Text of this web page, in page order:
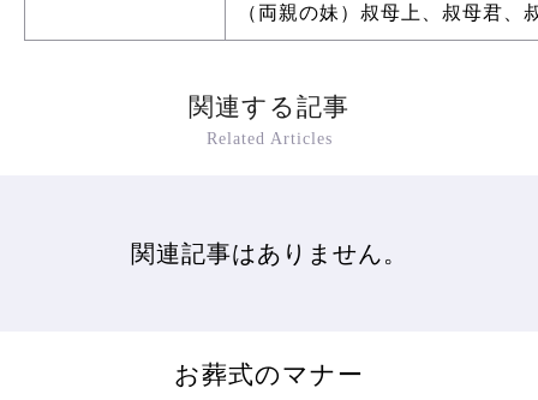
（両親の妹）叔母上、叔母君、
関連する記事
Related Articles
関連記事はありません。
お葬式のマナー